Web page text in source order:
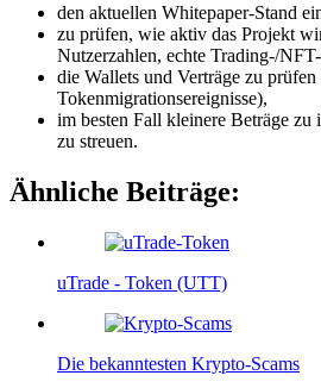
den aktuellen Whitepaper-Stand
zu prüfen, wie aktiv das Projekt
Nutzerzahlen, echte Trading-/
die Wallets und Verträge zu
Tokenmigrationsereignisse),
im besten Fall kleinere Beträge zu
zu streuen.
Ähnliche Beiträge:
uTrade - Token (UTT)
Die bekanntesten Krypto-Scams